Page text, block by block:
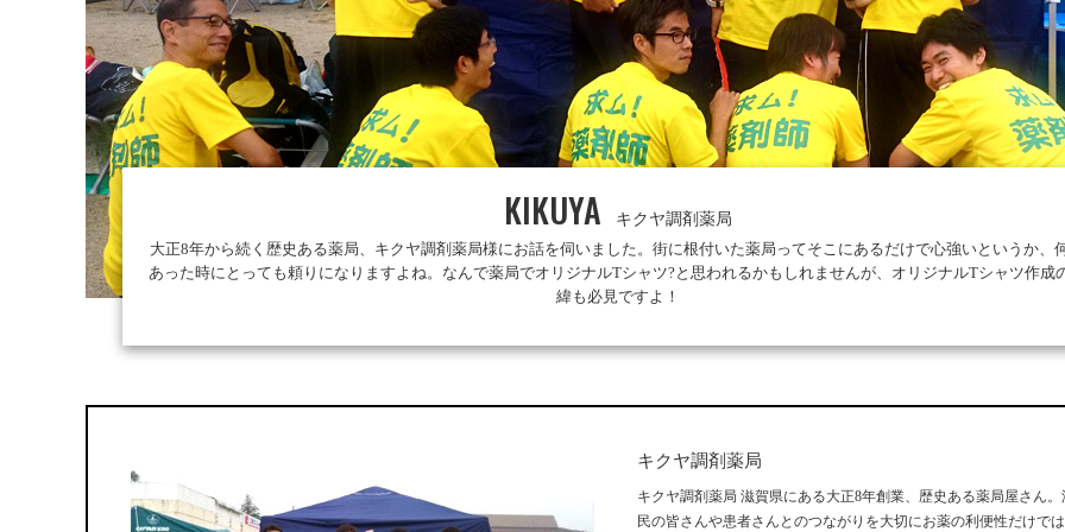
KIKUYA
キクヤ調剤薬局
大正8年から続く歴史ある薬局、キクヤ調剤薬局様にお話を伺いました。街に根付いた薬局ってそこにあるだけで心強いというか、
あった時にとっても頼りになりますよね。なんで薬局でオリジナルTシャツ?と思われるかもしれませんが、オリジナルTシャツ作成
緯も必見ですよ！
キクヤ調剤薬局
キクヤ調剤薬局 滋賀県にある大正8年創業、歴史ある薬局屋さん。
民の皆さんや患者さんとのつながりを大切にお薬の利便性だけで